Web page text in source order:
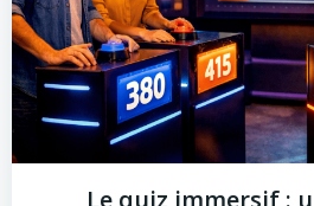
Le quiz immersif :